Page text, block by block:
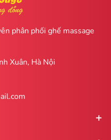
phân phối ghế massage
Xuân, Hà Nội